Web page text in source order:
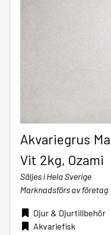
Akvariegrus
Vit 2kg, Ozami
Säljes i Hela Sverige
Marknadsförs av företag
Djur & Djurtillbehör
Akvariefisk